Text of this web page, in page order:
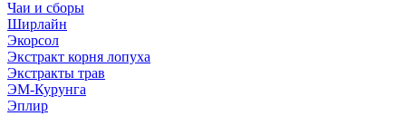
Чаи и сборы
Ширлайн
Экорсол
Экстракт корня лопуха
Экстракты трав
ЭМ-Курунга
Эплир